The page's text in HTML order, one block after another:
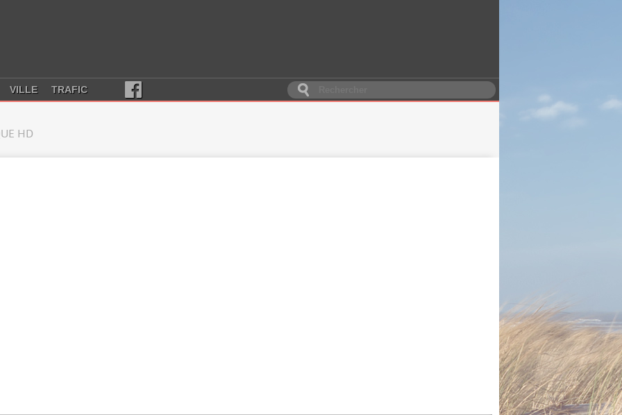
VILLE TRAFIC
HD